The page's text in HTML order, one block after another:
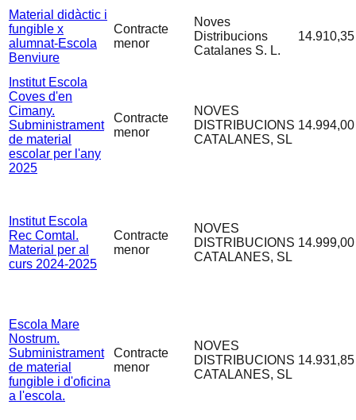
Material didàctic i
fungible x
alumnat-Escola
Benviure
Contracte
menor
Noves
Distribucions
Catalanes S. L.
Institut Escola
Coves d'en
Cimany.
Subministrament
de material
escolar per l'any
2025
Contracte
menor
NOVES
DISTRIBUCIONS
CATALANES, SL
Institut Escola
Rec Comtal.
Material per al
curs 2024-2025
Contracte
menor
NOVES
DISTRIBUCIONS
CATALANES, SL
Escola Mare
Nostrum.
Subministrament
de material
fungible i d'oficina
a l'escola.
Contracte
menor
NOVES
DISTRIBUCIONS
CATALANES, SL